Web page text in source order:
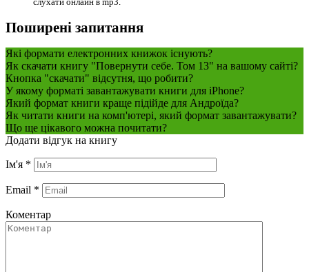
Поширені запитання
Які формати електронних книжок існують?
Як скачати книгу "Повернути себе. Том 13" на вашому сайті?
Кнопка "скачати" відсутня, що робити?
У якому форматі завантажувати книги для iPhone?
Який формат книги краще підійде для Андроїда?
Як читати книги на комп'ютері, який формат завантажувати?
Що ще цікавого можна почитати?
Додати відгук на книгу
Ім'я *
Email *
Коментар